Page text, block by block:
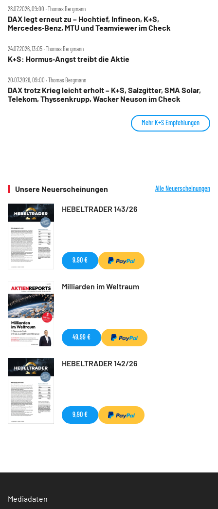
28.07.2026, 09:00 ‧ Thomas Bergmann
DAX legt erneut zu – Hochtief, Infineon, K+S,
Mercedes‑Benz, MTU und Teamviewer im Check
24.07.2026, 13:05 ‧ Thomas Bergmann
K+S: Hormus‑Angst treibt die Aktie
20.07.2026, 09:00 ‧ Thomas Bergmann
DAX trotz Krieg leicht erholt – K+S, Salzgitter, SMA Solar,
Telekom, Thyssenkrupp, Wacker Neuson im Check
Mehr K+S Empfehlungen
Unsere Neuerscheinungen Alle Neuerscheinungen
HEBELTRADER 143/26
9,90 €
Milliarden im Weltraum
49,99 €
HEBELTRADER 142/26
9,90 €
Mediadaten